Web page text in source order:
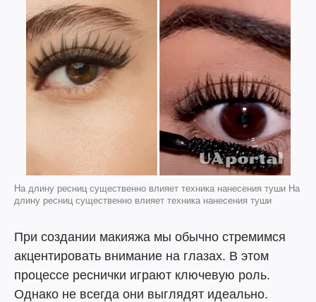
На длину ресниц существенно влияет техника нанесения туши На
длину ресниц существенно влияет техника нанесения туши
При создании макияжа мы обычно стремимся
акцентировать внимание на глазах. В этом
процессе реснички играют ключевую роль.
Однако не всегда они выглядят идеально.